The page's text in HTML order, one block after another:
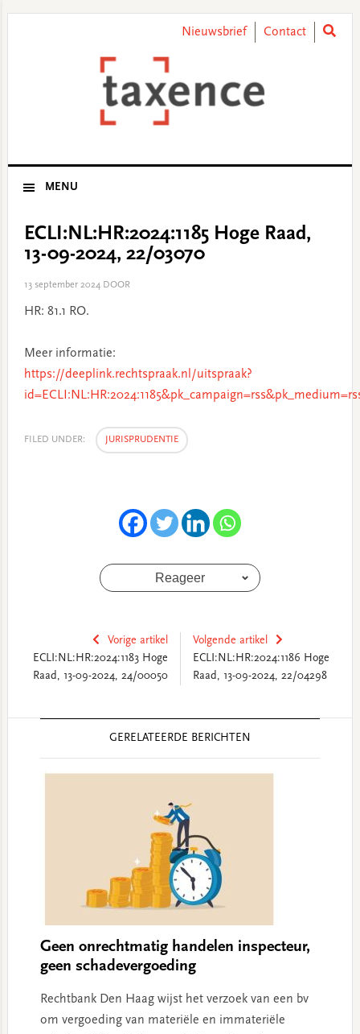
Nieuwsbrief Contact
MENU
ECLI:NL:HR:2024:1185 Hoge Raad,
13-09-2024, 22/03070
13 september 2024DOOR
HR: 81.1 RO.
Meer informatie:
https://deeplink.rechtspraak.nl/uitspraak?
FILED UNDER: JURISPRUDENTIE
Reageer
Vorige artikel
ECLI:NL:HR:2024:1183 Hoge
Raad, 13-09-2024, 24/00050
Volgende artikel
ECLI:NL:HR:2024:1186 Hoge
Raad, 13-09-2024, 22/04298
GERELATEERDE BERICHTEN
Geen onrechtmatig handelen inspecteur,
geen schadevergoeding
Rechtbank Den Haag wijst het verzoek van een bv
om vergoeding van materiële en immateriële